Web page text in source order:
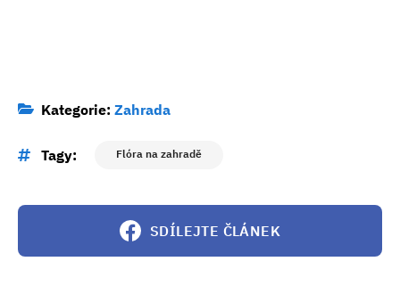
Kategorie: Zahrada
Tagy: Flóra na zahradě
SDÍLEJTE ČLÁNEK